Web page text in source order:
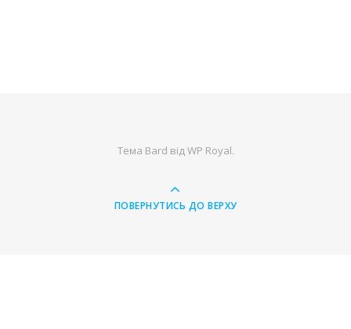
Тема Bard відWP Royal.
ПОВЕРНУТИСЬ ДО ВЕРХУ